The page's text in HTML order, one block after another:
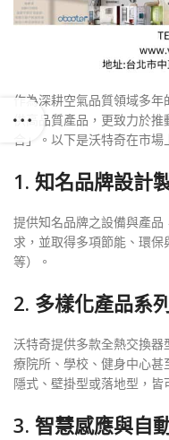
作為深耕空氣品質領域多
供高品質產品，更致力於
合」。以下是沃特奇在市場
1. 知名品牌設計
提供知名品牌之設備與產
求，並取得多項節能、環
等）。
2. 多樣化產品系
沃特奇提供多款全熱交換
療院所、學校、健身中心
隱式、壁掛型或落地型，皆
3. 智慧感應與自